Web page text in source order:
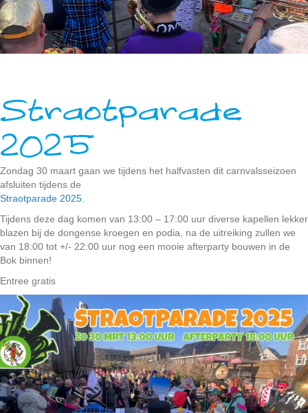
Straotparade
2025
Zondag 30 maart gaan we tijdens het halfvasten dit carnvalsseizoen
afsluiten tijdens de
Straotparade 2025.
Tijdens deze dag komen van 13:00 – 17:00 uur diverse kapellen lekker
blazen bij de dongense kroegen en podia, na de uitreiking zullen we
van 18:00 tot +/- 22:00 uur nog een mooie afterparty bouwen in de
Bok binnen!
Entree gratis